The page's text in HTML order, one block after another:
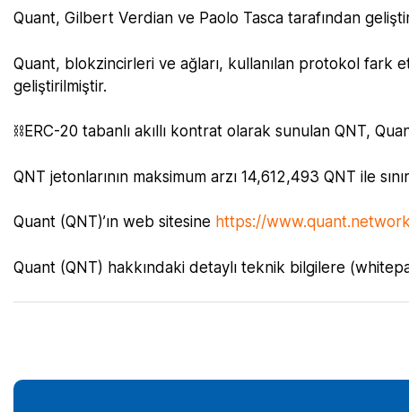
‍Quant, Gilbert Verdian ve Paolo Tasca tarafından
Quant, blokzincirleri ve ağları, kullanılan protokol fark
geliştirilmiştir.
⛓ERC-20 tabanlı akıllı kontrat olarak sunulan QNT,
QNT jetonlarının maksimum arzı 14,612,493 QNT ile
Quant (QNT)’ın web sitesine https://
Quant (QNT) hakkındaki detaylı teknik bilgilere